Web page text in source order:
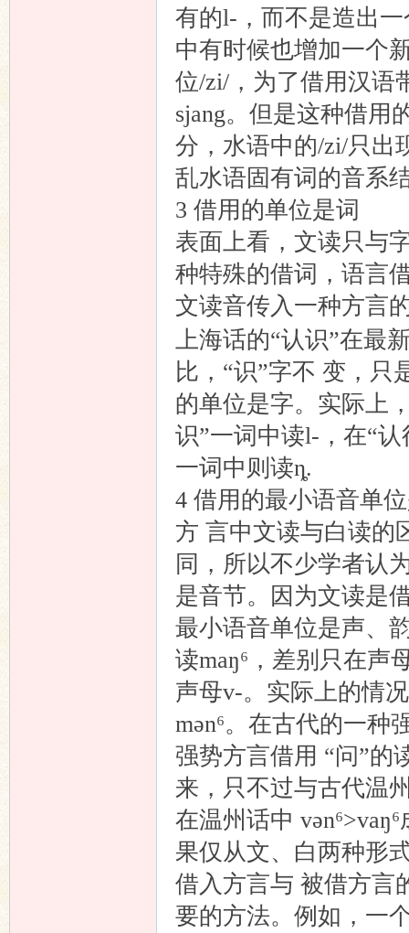
有的l-，而不是造出
中有时候也增加一个
位/zi/，为了借用汉语
sjang。但是这种借用
分，水语中的/zi/只出
乱水语固有词的音系
3 借用的单位是词
表面上看，文读只与
种特殊的借词，语言
文读音传入一种方言
上海话的“认识”在最
比，“识”字不 变，只
的单位是字。实际上
识”一词中读l-，在“认
一词中则读ȵ.
4 借用的最小语音单
方 言中文读与白读的
同，所以不少学者认
是音节。因为文读是
最小语音单位是声、
读maŋ⁶，差别只在声
声母v-。实际上的情
mən⁶。在古代的一种
强势方言借用 “问”的
来，只不过与古代温
在温州话中
果仅从文、白两种形
借入方言与 被借方言
要的方法。例如，一